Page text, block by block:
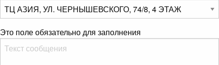
Это поле обязательно для заполнения